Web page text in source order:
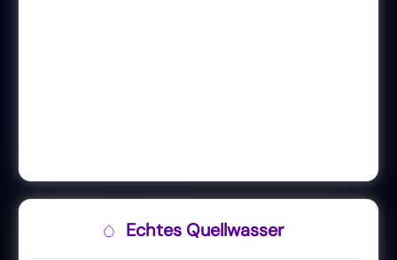
Echtes Quellwasser